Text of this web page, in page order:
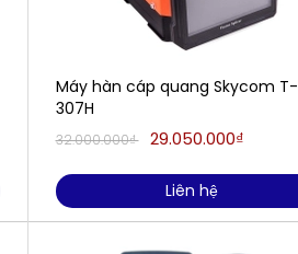
Máy hàn cáp quang Skycom T-
307H
32.000.000₫ 29.050.000₫
Liên hệ